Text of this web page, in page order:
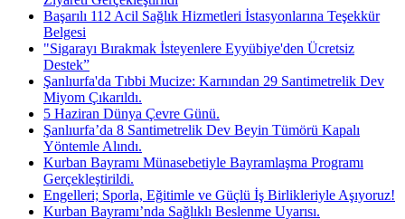
Başarılı 112 Acil Sağlık Hizmetleri İstasyonlarına Teşekkür
Belgesi
"Sigarayı Bırakmak İsteyenlere Eyyübiye'den Ücretsiz
Destek”
Şanlıurfa'da Tıbbi Mucize: Karnından 29 Santimetrelik Dev
Miyom Çıkarıldı.
5 Haziran Dünya Çevre Günü.
Şanlıurfa’da 8 Santimetrelik Dev Beyin Tümörü Kapalı
Yöntemle Alındı.
Kurban Bayramı Münasebetiyle Bayramlaşma Programı
Gerçekleştirildi.
Engelleri; Sporla, Eğitimle ve Güçlü İş Birlikleriyle Aşıyoruz!
Kurban Bayramı’nda Sağlıklı Beslenme Uyarısı.